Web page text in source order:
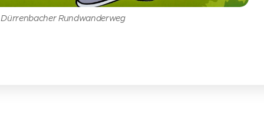
Dürrenbacher Rundwanderweg